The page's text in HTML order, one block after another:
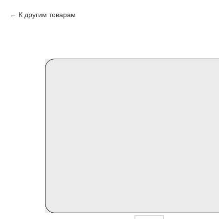
К другим товарам